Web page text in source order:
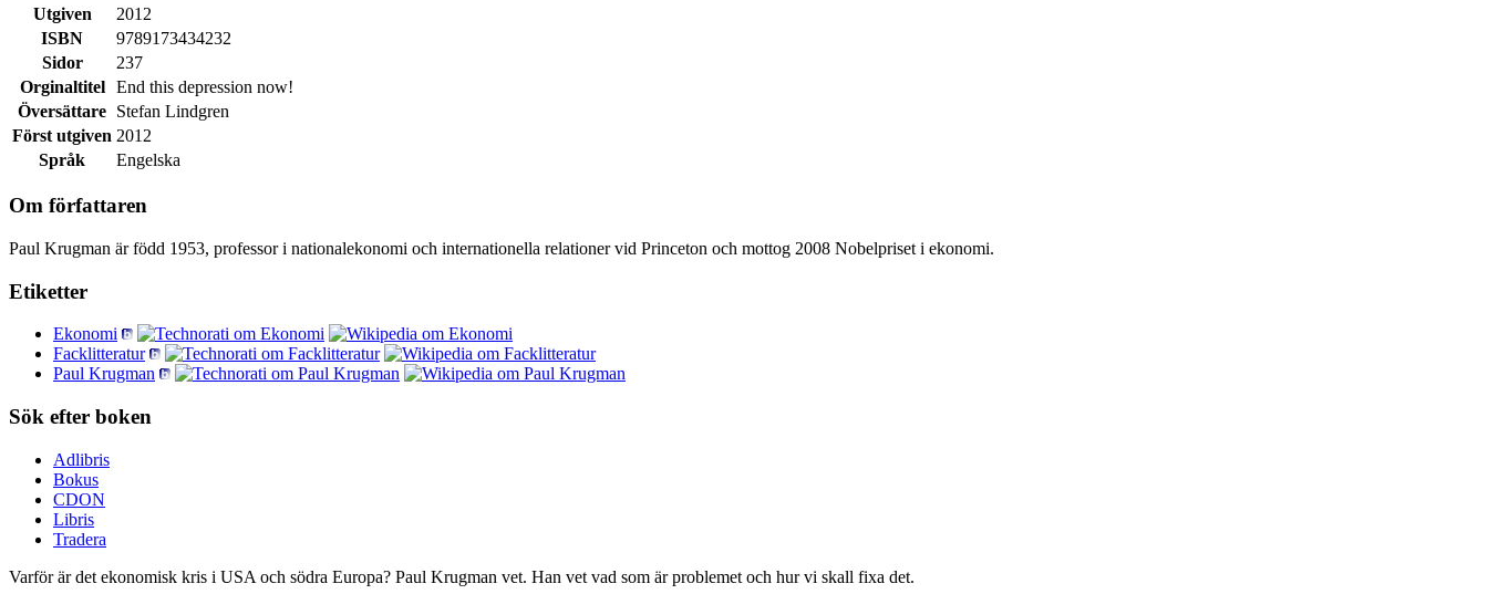
Utgiven
2012
ISBN
9789173434232
Sidor
237
Orginaltitel
End this depression now!
Översättare Stefan Lindgren
Först utgiven 2012
Språk
Engelska
Om författaren
Paul Krugman är född 1953, professor i nationalekonomi och internationella relationer vid Princeton och mottog 2008 Nobelpriset i ekonomi.
Etiketter
Ekonomi
Facklitteratur
Paul Krugman
Sök efter boken
Adlibris
Bokus
CDON
Libris
Tradera
Varför är det ekonomisk kris i USA och södra Europa? Paul Krugman vet. Han vet vad som är problemet och hur vi skall fixa det.